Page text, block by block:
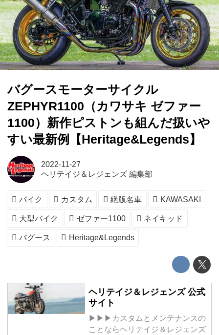
バグースモーターサイクル
ZEPHYR1100（カワサキ ゼファー
1100）新作ピストンも組んだ扱いや
すい最新例【Heritage&Legends】
2022-11-27
ヘリテイジ＆レジェンズ 編集部
バイク カスタム 絶版名車 KAWASAKI
大型バイク ゼファー1100 ネイキッド
バグース Heritage&Legends
ヘリテイジ＆レジェンズ 公式
サイト
▶▶▶カスタムとメンテナンスの
ことならヘリテイジ＆レジェンズ